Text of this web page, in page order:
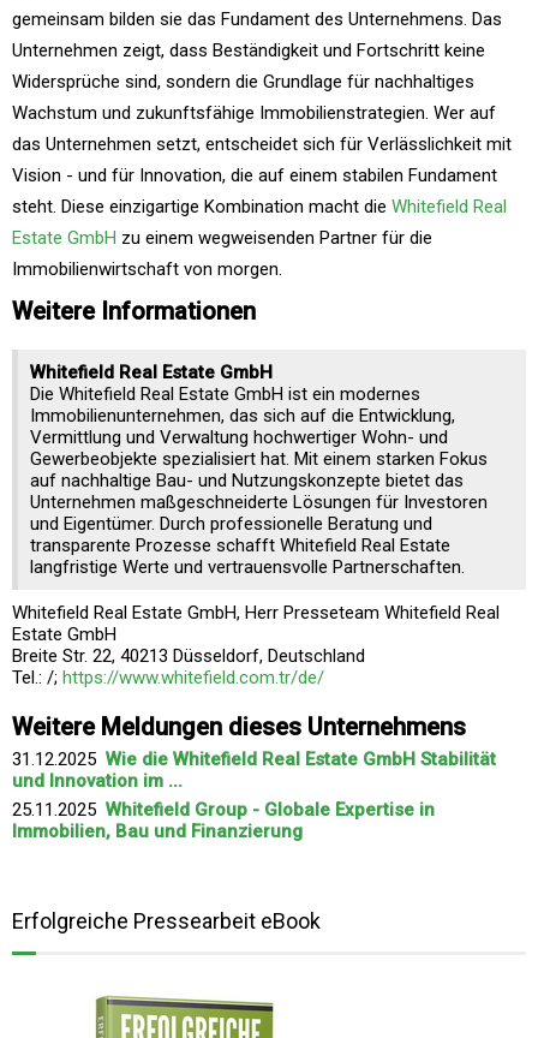
gemeinsam bilden sie das Fundament des Unternehmens. Das
Unternehmen zeigt, dass Beständigkeit und Fortschritt keine
Widersprüche sind, sondern die Grundlage für nachhaltiges
Wachstum und zukunftsfähige Immobilienstrategien. Wer auf
das Unternehmen setzt, entscheidet sich für Verlässlichkeit mit
Vision - und für Innovation, die auf einem stabilen Fundament
steht. Diese einzigartige Kombination macht die Whitefield Real
Estate GmbH zu einem wegweisenden Partner für die
Immobilienwirtschaft von morgen.
Weitere Informationen
Whitefield Real Estate GmbH
Die Whitefield Real Estate GmbH ist ein modernes
Immobilienunternehmen, das sich auf die Entwicklung,
Vermittlung und Verwaltung hochwertiger Wohn- und
Gewerbeobjekte spezialisiert hat. Mit einem starken Fokus
auf nachhaltige Bau- und Nutzungskonzepte bietet das
Unternehmen maßgeschneiderte Lösungen für Investoren
und Eigentümer. Durch professionelle Beratung und
transparente Prozesse schafft Whitefield Real Estate
langfristige Werte und vertrauensvolle Partnerschaften.
Whitefield Real Estate GmbH, Herr Presseteam Whitefield Real
Estate GmbH
Breite Str. 22, 40213 Düsseldorf, Deutschland
Tel.: /; https://www.whitefield.com.tr/de/
Weitere Meldungen dieses Unternehmens
31.12.2025 Wie die Whitefield Real Estate GmbH Stabilität
und Innovation im ...
25.11.2025 Whitefield Group - Globale Expertise in
Immobilien, Bau und Finanzierung
Erfolgreiche Pressearbeit eBook